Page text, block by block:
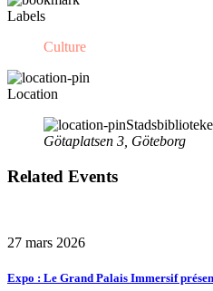
Labels
Culture
Location
Götaplatsen 3, Göteborg
Related Events
27 mars 2026
Expo : Le Grand Palais Immersif